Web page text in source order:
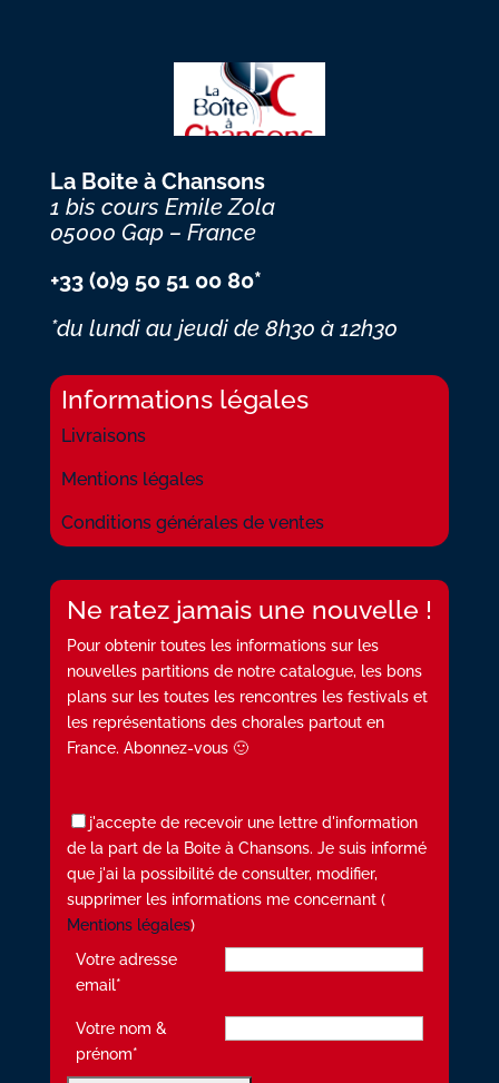
La Boite à Chansons
1 bis cours Emile Zola
05000 Gap – France
+33 (0)9 50 51 00 80*
*du lundi au jeudi de 8h30 à 12h30
Informations légales
Livraisons
Mentions légales
Conditions générales de ventes
Ne ratez jamais une nouvelle !
Pour obtenir toutes les informations sur les
nouvelles partitions de notre catalogue, les bons
plans sur les toutes les rencontres les festivals et
les représentations des chorales partout en
France. Abonnez-vous 🙂
j'accepte de recevoir une lettre d'information
de la part de la Boite à Chansons. Je suis informé
que j'ai la possibilité de consulter, modifier,
supprimer les informations me concernant (
Mentions légales)
Votre adresse
email*
Votre nom &
prénom*